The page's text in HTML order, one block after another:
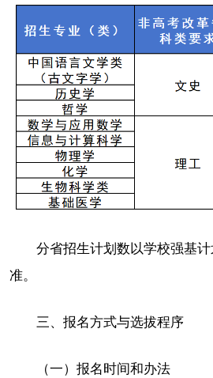
分省招生计划数以学校强基
准。
三、报名方式与选拔程序
（一）报名时间和办法